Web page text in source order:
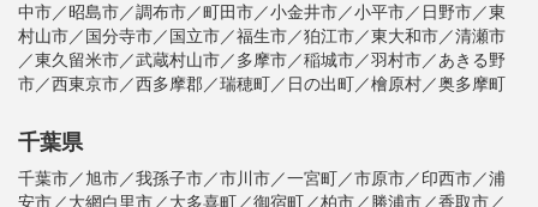
中市／昭島市／調布市／町田市／小金井市／小平市／日野市／東
村山市／国分寺市／国立市／福生市／狛江市／東大和市／清瀬市
／東久留米市／武蔵村山市／多摩市／稲城市／羽村市／あきる野
市／西東京市／西多摩郡／瑞穂町／日の出町／檜原村／奥多摩町
千葉県
千葉市／旭市／我孫子市／市川市／一宮町／市原市／印西市／浦
安市／大網白里市／大多喜町／御宿町／柏市／勝浦市／香取市／